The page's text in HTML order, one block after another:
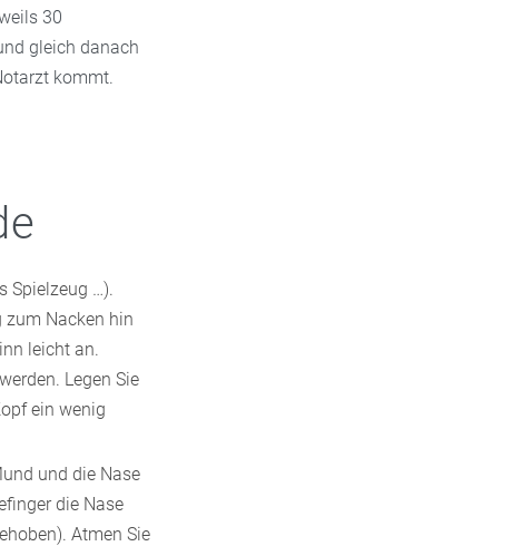
30
gleich danach
kommt.
Spielzeug …).
zum Nacken hin
leicht an.
Legen Sie
ein wenig
und die Nase
die Nase
Atmen Sie